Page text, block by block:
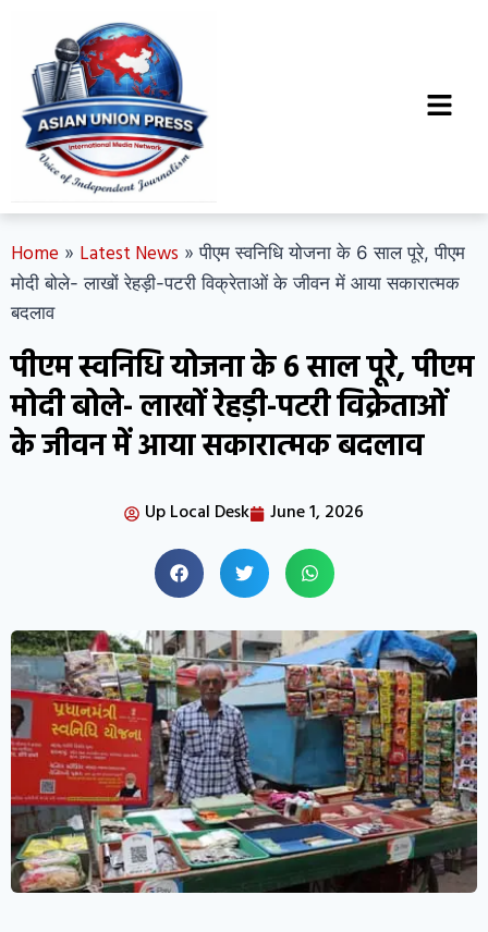
Home » Latest News » पीएम स्वनिधि योजना के 6 साल पूरे, पीएम
मोदी बोले- लाखों रेहड़ी-पटरी विक्रेताओं के जीवन में आया सकारात्मक
बदलाव
पीएम स्वनिधि योजना के 6 साल पूरे, पीएम
मोदी बोले- लाखों रेहड़ी-पटरी विक्रेताओं
के जीवन में आया सकारात्मक बदलाव
Up Local Desk June 1, 2026